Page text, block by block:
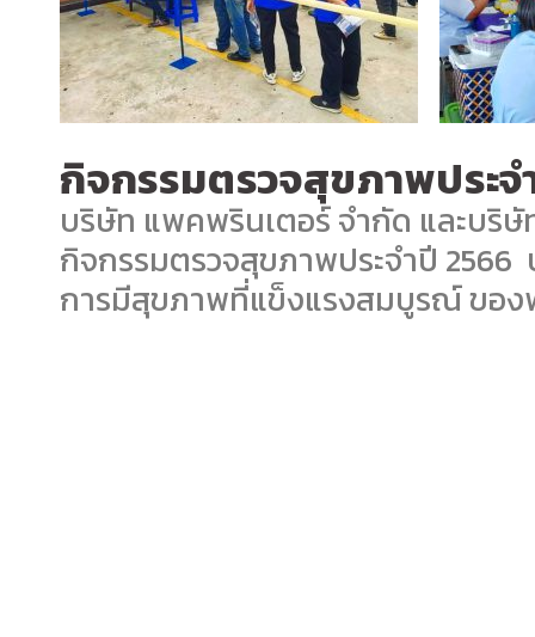
กิจกรรมตรวจสุขภาพประ
บริษัท แพคพรินเตอร์ จำกัด และบริ
กิจกรรมตรวจสุขภาพประจำปี 2566
การมีสุขภาพที่แข็งแรงสมบูรณ์ ขอ